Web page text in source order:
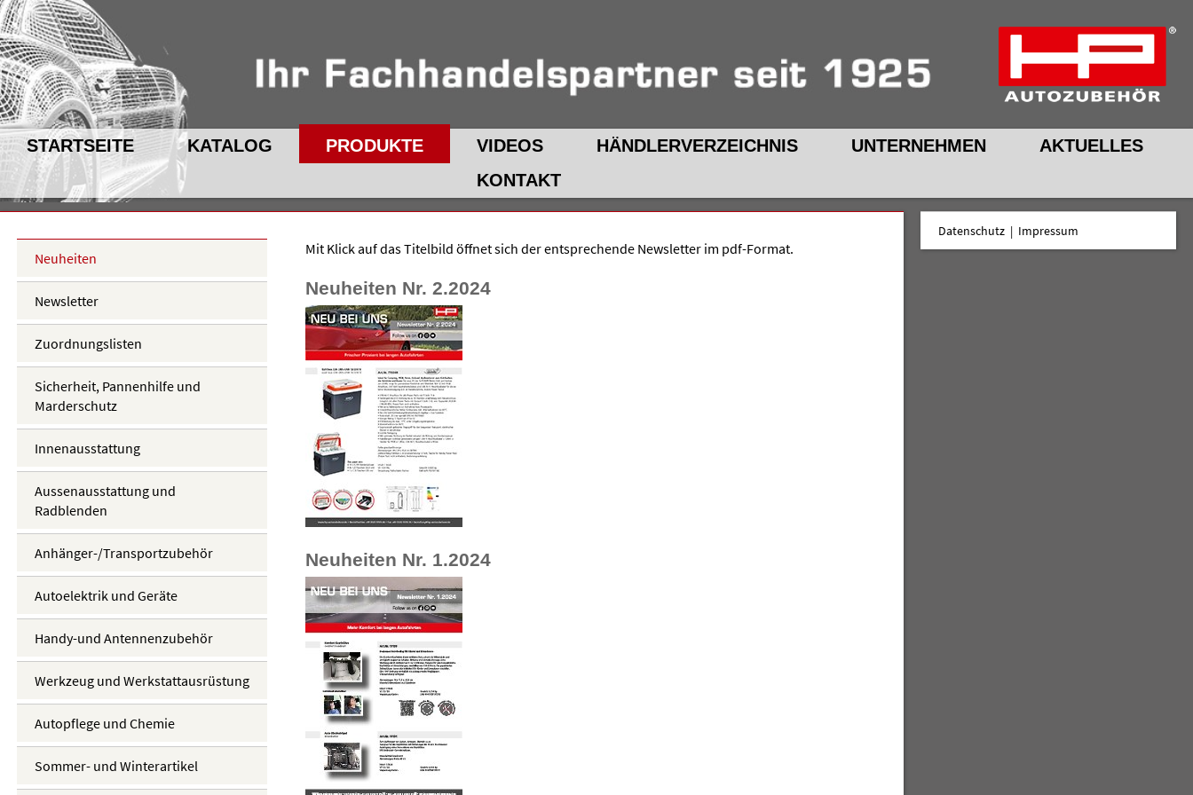
STARTSEITE KATALOG PRODUKTE VIDEOS HÄNDLERVERZEICHNIS UNTERNEHMEN
AKTUELLES
KONTAKT
Neuheiten
Newsletter
Zuordnungslisten
Sicherheit, Pannenhilfe und
Marderschutz
Innenausstattung
Aussenausstattung und
Radblenden
Anhänger-/Transportzubehör
Autoelektrik und Geräte
Handy-und Antennenzubehör
Werkzeug und Werkstattausrüstung
Autopflege und Chemie
Sommer- und Winterartikel
Mit Klick auf das Titelbild öffnet sich der entsprechende Newsletter im pdf-Format.
Neuheiten Nr. 2.2024
Neuheiten Nr. 1.2024
Datenschutz| Impressum